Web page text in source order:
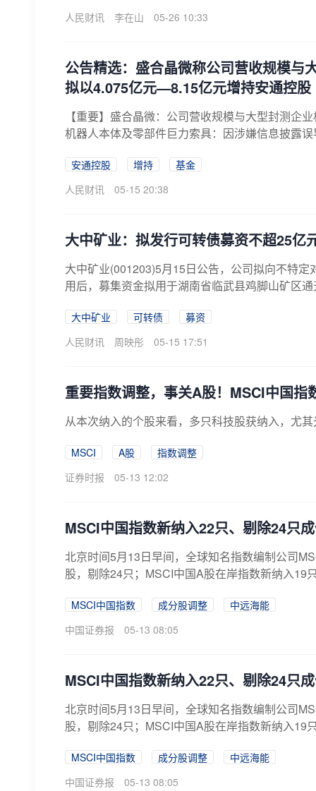
人民财讯
李在山 05-26 10:33
公告精选：盛合晶微称公司营收规模与
拟以4.075亿元—8.15亿元增持安通控股
【重要】盛合晶微：公司营收规模与大型封测企
机器人本体及零部件巨力索具：因涉嫌信息披露
安通控股 增持
基金
人民财讯
05-15 20:38
大中矿业：拟发行可转债募资不超25亿
大中矿业(001203)5月15日公告，公司拟向不特
用后，募集资金拟用于湖南省临武县鸡脚山矿区
大中矿业 可转债
募资
人民财讯
周映彤 05-15 17:51
重要指数调整，事关A股！MSCI中国指
从本次纳入的个股来看，多只科技股获纳入，尤
MSCI A股
指数调整
证券时报
05-13 12:02
MSCI中国指数新纳入22只、剔除24只
北京时间5月13日早间，全球知名指数编制公司
股，剔除24只；MSCI中国A股在岸指数新纳入19
MSCI中国指数 成分股调整
中远海能
中国证券报
05-13 08:05
MSCI中国指数新纳入22只、剔除24只
北京时间5月13日早间，全球知名指数编制公司
股，剔除24只；MSCI中国A股在岸指数新纳入19
MSCI中国指数 成分股调整
中远海能
中国证券报
05-13 08:05